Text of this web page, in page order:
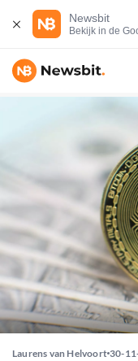
Newsbit
Bekijk in de
Laurens van Helvoort 30-